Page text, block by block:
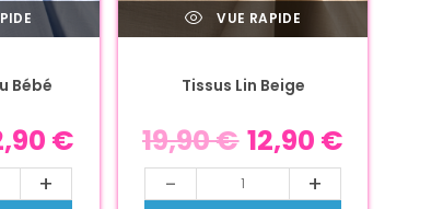
Bébé
€
+
VUE RAPIDE
Tissus Lin Beige
19,90€ 12,90 €
- +